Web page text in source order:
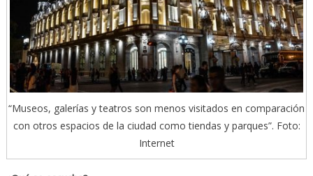
“Museos, galerías y teatros son menos visitados en comparación
con otros espacios de la ciudad como tiendas y parques”. Foto:
Internet